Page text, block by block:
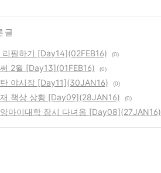
글
필하기 [Day14](02FEB16) (0)
2월 [Day13](01FEB16) (0)
야시장 [Day11](30JAN16) (0)
책상 상황 [Day09](28JAN16) (0)
마이대학 잠시 다녀옴 [Day08](27JAN16)